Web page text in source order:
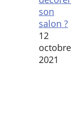
son
salon ?
12
octobre
2021